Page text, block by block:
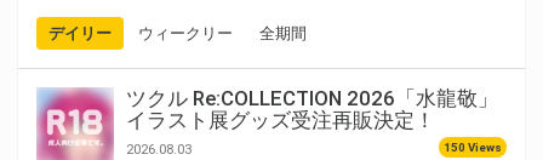
デイリー ウィークリー 全期間
ツクル Re:COLLECTION 2026「水龍敬」
イラスト展グッズ受注再販決定！
2026.08.03 150 Views